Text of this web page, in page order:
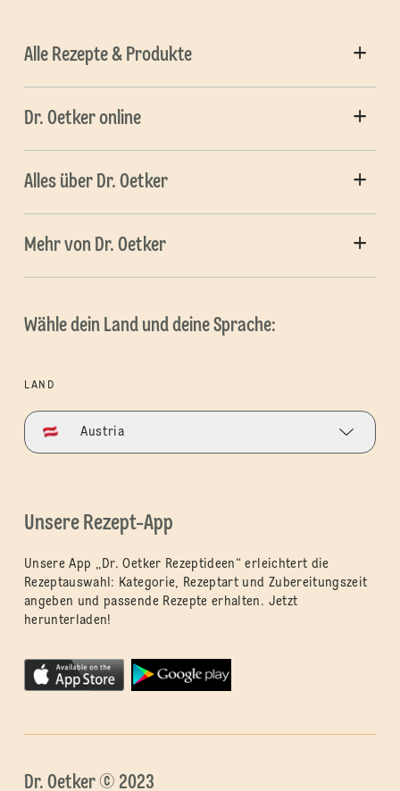
Alle Rezepte & Produkte
Dr. Oetker online
Alles über Dr. Oetker
Mehr von Dr. Oetker
Wähle dein Land und deine Sprache:
LAND
Austria
Unsere Rezept-App
Unsere App „Dr. Oetker Rezeptideen“ erleichtert die
Rezeptauswahl: Kategorie, Rezeptart und Zubereitungszeit
angeben und passende Rezepte erhalten. Jetzt
herunterladen!
Dr. Oetker © 2023